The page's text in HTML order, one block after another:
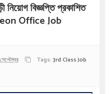
নিয়োগ বিজ্ঞপ্তি প্রকাশিত
Office Job
Tags: 3rd Class Job